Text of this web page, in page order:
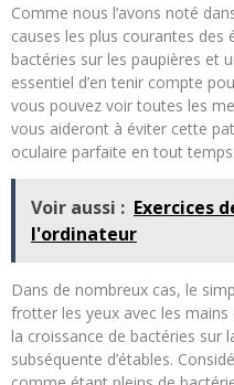
Comme nous l’avons noté
causes les plus courantes
bactéries sur les paupières et
essentiel d’en tenir compte
vous pouvez voir toutes les
vous aideront à éviter cette
oculaire parfaite en tout temps.
Voir aussi : Exercices
l'ordinateur
Dans de nombreux cas, le
frotter les yeux avec les
la croissance de bactéries sur
subséquente d’étables.